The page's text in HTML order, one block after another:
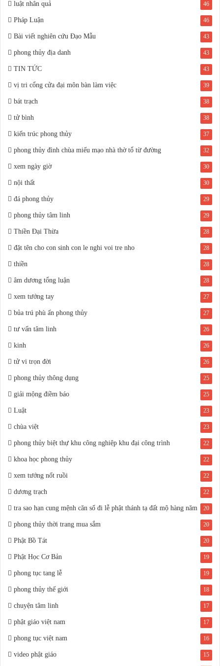
luật nhân quả 46
Pháp Luận 46
Bài viết nghiên cứu Đạo Mẫu 43
phong thủy địa danh 43
TIN TỨC 43
vị tri cổng cửa đại môn bàn làm việc 39
bát trạch 38
tử bình 38
kiến trúc phong thủy 37
phong thủy đình chùa miếu mạo nhà thờ tổ từ đường 32
xem ngày giờ 30
nội thất 30
đá phong thủy 29
phong thủy tâm linh 29
Thiền Đại Thừa 28
đặt tên cho con sinh con le nghi voi tre nho 28
thiền 28
âm dương tổng luận 28
xem tướng tay 27
bủa trú phù ấn phong thủy 27
tư vấn tâm linh 26
kinh 26
tử vi trọn đời 26
phong thủy thông dụng 25
giải mộng điềm báo 25
Luật 23
chùa việt 23
phong thủy biệt thự khu công nghiệp khu đại công trình 22
khoa học phong thủy 22
xem tướng nốt ruồi 22
dương trạch 22
tra sao hạn cung mệnh căn số đi lễ phật thánh tạ đất mộ hàng năm 20
phong thủy thời trang mua sắm 20
Phật Bồ Tát 20
Phật Học Cơ Bản 19
phong tục tang lễ 19
phong thủy thế giới 18
chuyện tâm linh 17
phật giáo việt nam 17
phong tục việt nam 16
video phật giáo 15